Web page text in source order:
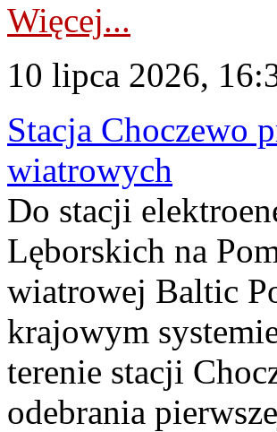
Więcej...
10 lipca 2026,
Stacja Choczewo
wiatrowych
Do stacji
Lęborskich na
wiatrowej Baltic
krajowym
terenie stacji
odebrania